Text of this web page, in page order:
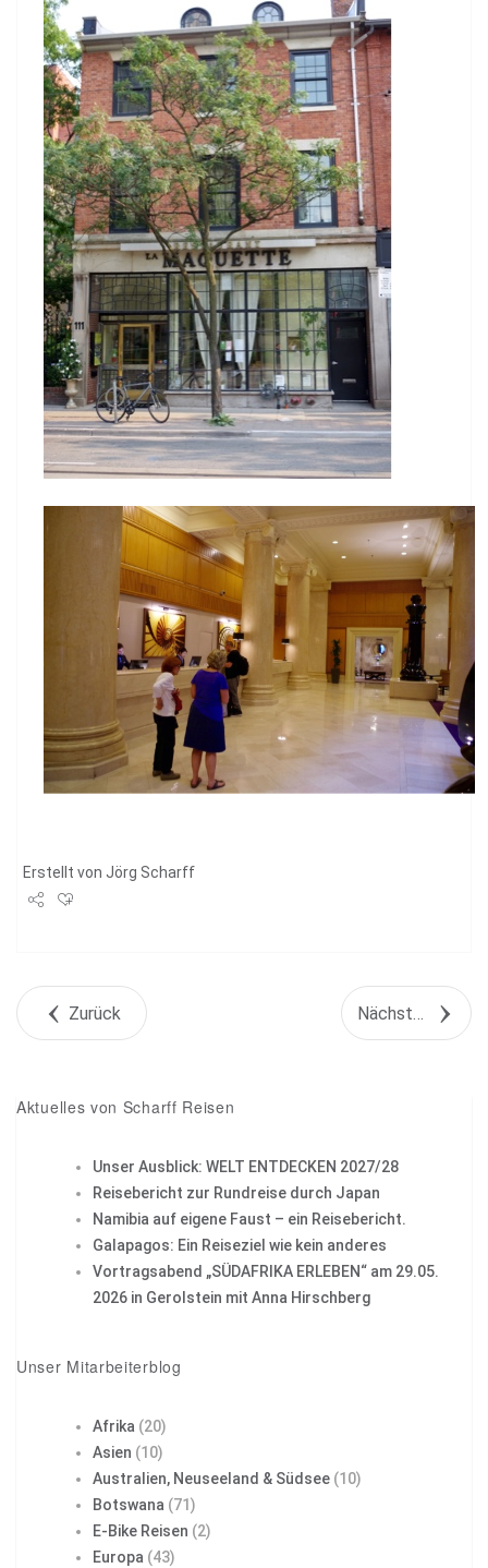
Erstellt von Jörg Scharff
+1Zurück Nächstes Objekt
Aktuelles von Scharff Reisen
Unser Ausblick: WELT ENTDECKEN 2027/28
Reisebericht zur Rundreise durch Japan
Namibia auf eigene Faust – ein Reisebericht.
Galapagos: Ein Reiseziel wie kein anderes
Vortragsabend „SÜDAFRIKA ERLEBEN“ am 29.05.
2026 in Gerolstein mit Anna Hirschberg
Unser Mitarbeiterblog
Afrika (20)
Asien (10)
Australien, Neuseeland & Südsee (10)
Botswana (71)
E-Bike Reisen (2)
Europa (43)